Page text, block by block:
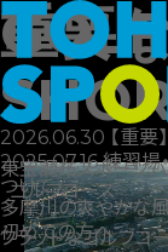
東宝調布スポーツ
ゴルフコース
初めての方へ
重要
2026.06.30 【重
2025.07.16練習場
ついて
GOLF
多摩川の爽やかな
フラットなゴルフコ